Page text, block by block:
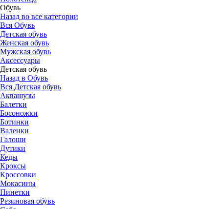
Обувь
Назад во все категории
Вся Обувь
Детская обувь
Женская обувь
Мужская обувь
Аксессуары
Детская обувь
Назад в Обувь
Вся Детская обувь
Аквашузы
Балетки
Босоножки
Ботинки
Валенки
Галоши
Дутики
Кеды
Кроксы
Кроссовки
Мокасины
Пинетки
Резиновая обувь